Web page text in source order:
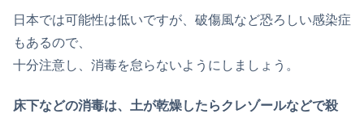
日本では可能性は低いですが、破傷風など恐ろしい感染症
もあるので、
十分注意し、消毒を怠らないようにしましょう。
床下などの消毒は、土が乾燥したらクレゾールなどで殺